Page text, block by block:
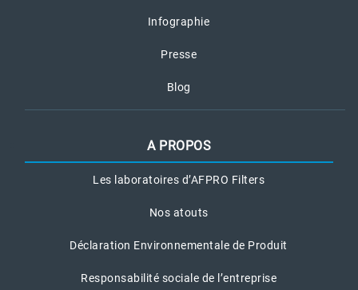
Infographie
Presse
Blog
A PROPOS
Les laboratoires d’AFPRO Filters
Nos atouts
Déclaration Environnementale de Produit
Responsabilité sociale de l’entreprise